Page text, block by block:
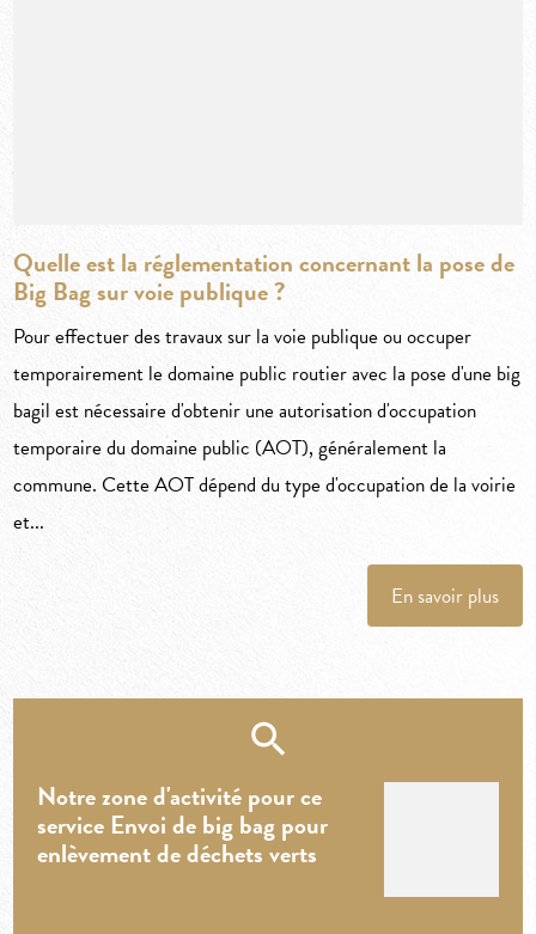
Quelle est la réglementation concernant la pose de
Big Bag sur voie publique ?
Pour effectuer des travaux sur la voie publique ou occuper
temporairement le domaine public routier avec la pose d'une big
bagil est nécessaire d'obtenir une autorisation d'occupation
temporaire du domaine public (AOT), généralement la
commune. Cette AOT dépend du type d'occupation de la voirie
et...
En savoir plus
Notre zone d'activité pour ce
service Envoi de big bag pour
enlèvement de déchets verts